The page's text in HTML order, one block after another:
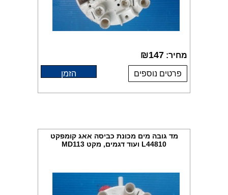
מחיר: ₪147
פרטים נוספים הזמן
מד גובה מים מכונת כביסה אאג קומפקט
L44810 ועוד דגמים, מקט MD113